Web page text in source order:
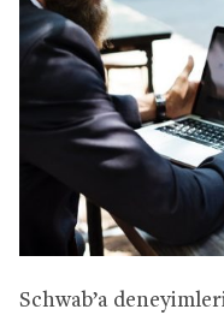
Schwab’a